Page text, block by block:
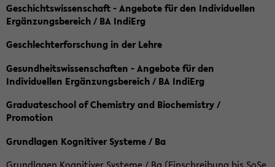
Geschichtswissenschaft - Angebote für den Individuellen
Ergänzungsbereich / BA IndiErg
Geschlechterforschung in der Lehre
Gesundheitswissenschaften - Angebote für den
Individuellen Ergänzungsbereich / BA IndiErg
Graduateschool of Chemistry and Biochemistry /
Promotion
Grundlagen Kognitiver Systeme / Ba